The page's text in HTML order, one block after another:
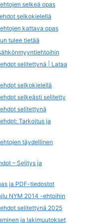
selkeä opas
selkokielellä
kattava opas
tulee tietää
selitettynä | Lataa
selkokielellä
selkeästi selitetty
selitettynä
Tarkoitus ja
täydellinen
– Selitys ja
ja PDF-tiedostot
NYM 2014 -ehtoihin
selitettynä 2025
ja lakimuutokset